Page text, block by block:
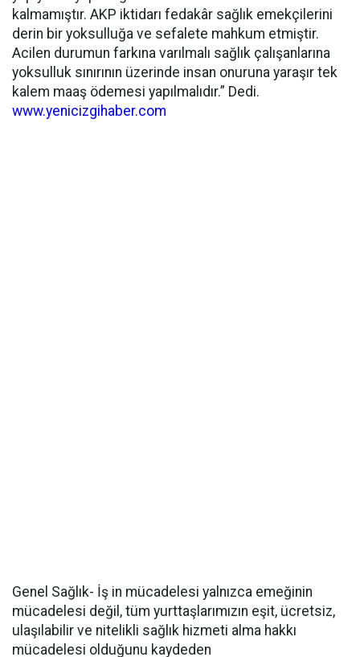
kalmamıştır. AKP iktidarı fedakâr sağlık emekçilerini
derin bir yoksulluğa ve sefalete mahkum etmiştir.
Acilen durumun farkına varılmalı sağlık çalışanlarına
yoksulluk sınırının üzerinde insan onuruna yaraşır tek
kalem maaş ödemesi yapılmalıdır.” Dedi.
www.yenicizgihaber.com
Genel Sağlık- İş in mücadelesi yalnızca emeğinin
mücadelesi değil, tüm yurttaşlarımızın eşit, ücretsiz,
ulaşılabilir ve nitelikli sağlık hizmeti alma hakkı
mücadelesi olduğunu kaydeden